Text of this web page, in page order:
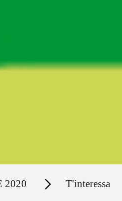
2020 Secciones T'interessa